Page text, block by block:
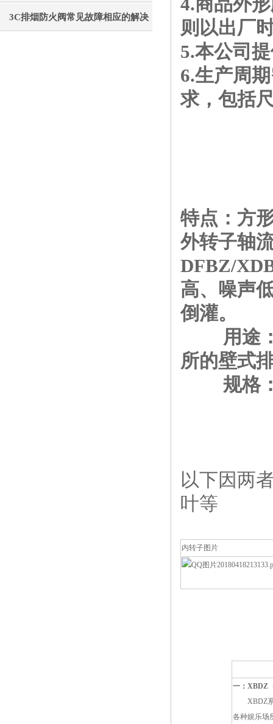
用指南
3C排烟防火阀常见故障相应的解决
则以出厂
5.本公司
6.生产周
求，包括
特点：方
外转子轴
DFBZ/
高、噪声
倒灌。
用途：
所的壁式
规格：
以下因两
叶等
内转子图片
一：XBDZ
XBDZ系
各种娱乐场